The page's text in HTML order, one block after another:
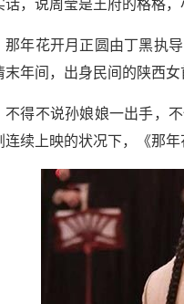
话，说周莹是王府的格格
那年花开月正圆由丁黑执
末年间，出身民间的陕西
不得不说孙娘娘一出手，
连续上映的状况下，《那年